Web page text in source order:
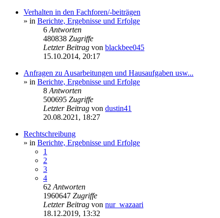
Verhalten in den Fachforen/-beiträgen
» in Berichte, Ergebnisse und Erfolge
6 Antworten
480838 Zugriffe
Letzter Beitrag von blackbee045
15.10.2014, 20:17
Anfragen zu Ausarbeitungen und Hausaufgaben usw...
» in Berichte, Ergebnisse und Erfolge
8 Antworten
500695 Zugriffe
Letzter Beitrag von dustin41
20.08.2021, 18:27
Rechtschreibung
» in Berichte, Ergebnisse und Erfolge
1
2
3
4
62 Antworten
1960647 Zugriffe
Letzter Beitrag von nur_wazaari
18.12.2019, 13:32